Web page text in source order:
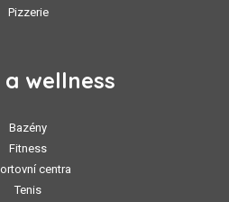
Pizzerie
wellness
Bazény
Fitness
centra
Tenis